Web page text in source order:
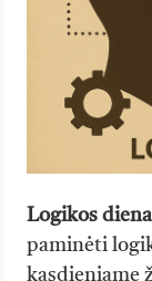
Logikos diena
paminėti
kasdieniame